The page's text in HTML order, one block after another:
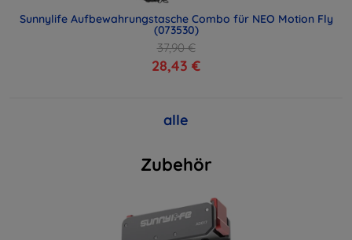
Sunnylife Aufbewahrungstasche Combo für NEO Motion Fly
(073530)
37,90 €
28,43 €
alle
Zubehör